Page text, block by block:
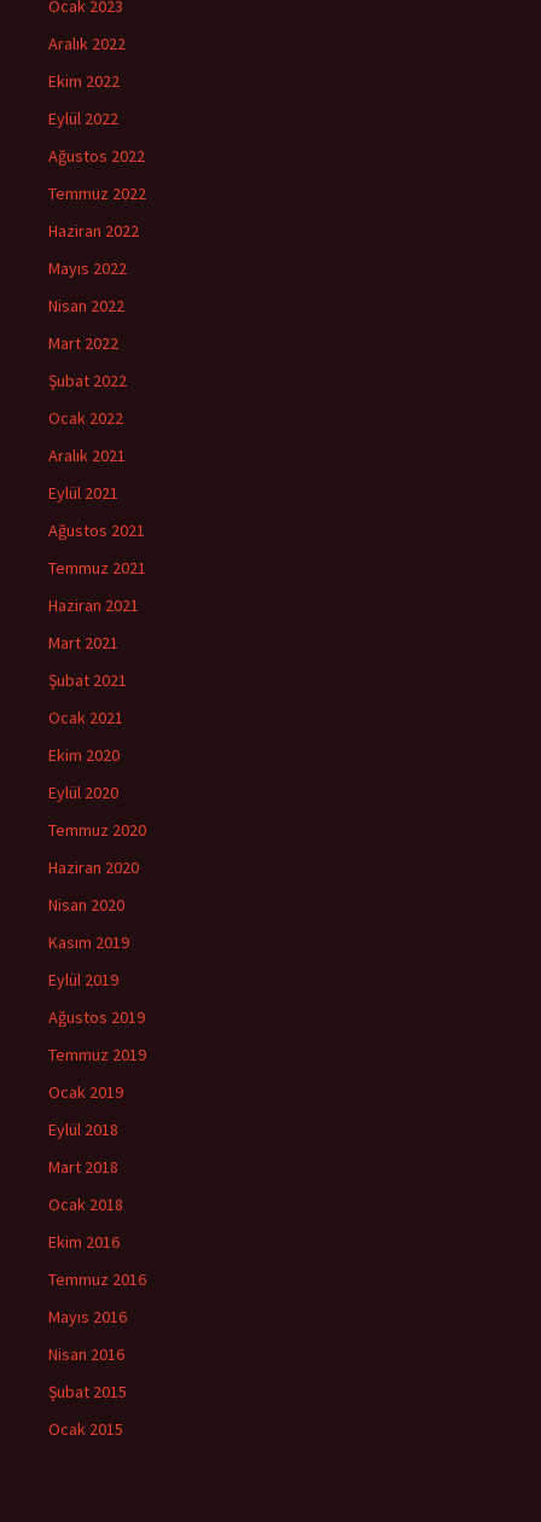
Ocak 2023
Aralık 2022
Ekim 2022
Eylül 2022
Ağustos 2022
Temmuz 2022
Haziran 2022
Mayıs 2022
Nisan 2022
Mart 2022
Şubat 2022
Ocak 2022
Aralık 2021
Eylül 2021
Ağustos 2021
Temmuz 2021
Haziran 2021
Mart 2021
Şubat 2021
Ocak 2021
Ekim 2020
Eylül 2020
Temmuz 2020
Haziran 2020
Nisan 2020
Kasım 2019
Eylül 2019
Ağustos 2019
Temmuz 2019
Ocak 2019
Eylül 2018
Mart 2018
Ocak 2018
Ekim 2016
Temmuz 2016
Mayıs 2016
Nisan 2016
Şubat 2015
Ocak 2015